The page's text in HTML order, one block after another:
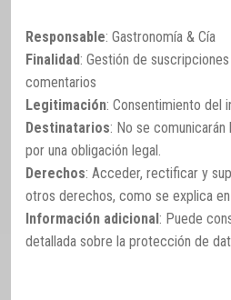
Responsable: Gastronomía & Cía
Finalidad: Gestión de
comentarios
Legitimación: Consentimiento del
Destinatarios: No se
por una obligación legal.
Derechos: Acceder, rectificar y
otros derechos, como se explica
Información adicional : Puede
detallada sobre la protección de